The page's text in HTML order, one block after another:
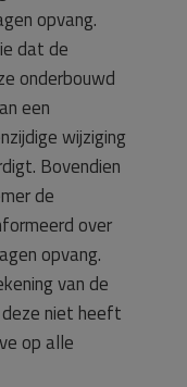
opvang.
dat de
onderbouwd
een
wijziging
Bovendien
de
over
opvang.
van de
niet heeft
op alle